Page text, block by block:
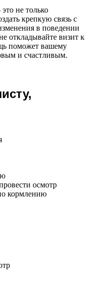
не только
крепкую связь с
в поведении
откладывайте визит к
поможет вашему
и счастливым.
осмотр
кормлению